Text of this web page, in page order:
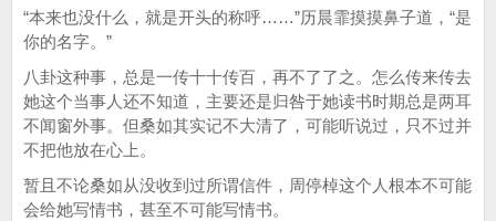
“本来也没什么，就是开头的称呼……”历晨霏摸摸鼻子道，“是
你的名字。”
八卦这种事，总是一传十十传百，再不了了之。怎么传来传去
她这个当事人还不知道，主要还是归咎于她读书时期总是两耳
不闻窗外事。但桑如其实记不大清了，可能听说过，只不过并
不把他放在心上。
暂且不论桑如从没收到过所谓信件，周停棹这个人根本不可能
会给她写情书，甚至不可能写情书。